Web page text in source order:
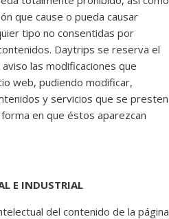
que cause o pueda causar
tipo no consentidas por
Daytrips se reserva el
las modificaciones que
web, pudiendo modificar,
y servicios que se presten
en que éstos aparezcan
E INDUSTRIAL
del contenido de la página